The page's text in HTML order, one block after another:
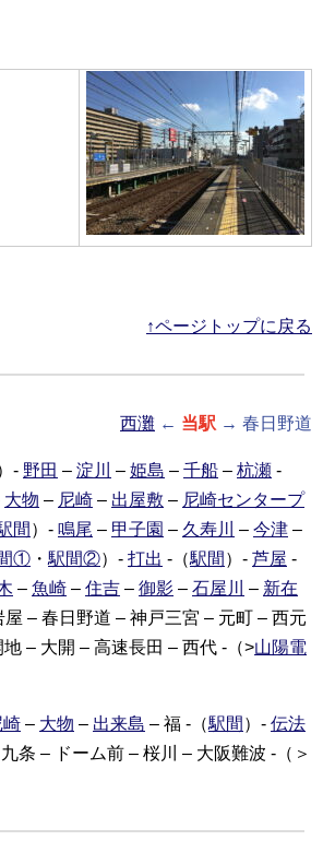
↑ページトップに戻る
西灘 ← 当駅 → 春日野道
- 野田 – 淀川 – 姫島 – 千船 – 杭瀬 -
大物 – 尼崎 – 出屋敷 – 尼崎センタープ
間 ）- 鳴尾 – 甲子園 – 久寿川 – 今津 –
① ・ 駅間②）- 打出 -（駅間 ）- 芦屋 -
– 魚崎 – 住吉 – 御影 – 石屋川 – 新在
屋 – 春日野道 – 神戸三宮 – 元町 – 西元
– 大開 – 高速長田 – 西代 -（>山陽電
崎 – 大物 – 出来島 – 福 -（駅間 ）- 伝法
条 – ドーム前 – 桜川 – 大阪難波 -（＞